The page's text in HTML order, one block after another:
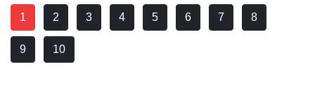
1 2 3 4 5 6 7 8
9 10